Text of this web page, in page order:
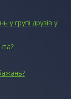
у групі друзів у